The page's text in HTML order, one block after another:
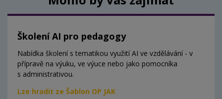
Školení AI pro pedagogy
Nabídka školení s tematikou využití AI ve vzdělávání - v
přípravě na výuku, ve výuce nebo jako pomocníka
s administrativou.
Lze hradit ze Šablon OP JAK